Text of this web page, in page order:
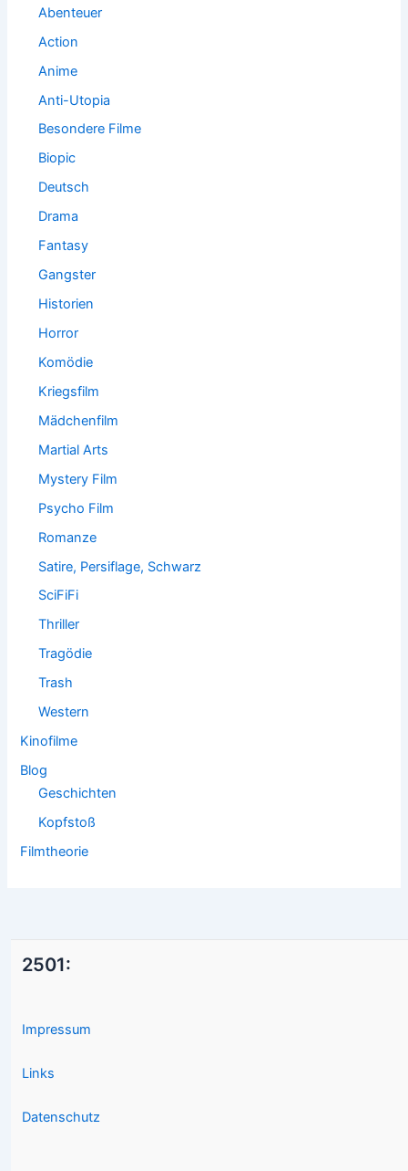
Abenteuer
Action
Anime
Anti-Utopia
Besondere Filme
Biopic
Deutsch
Drama
Fantasy
Gangster
Historien
Horror
Komödie
Kriegsfilm
Mädchenfilm
Martial Arts
Mystery Film
Psycho Film
Romanze
Satire, Persiflage, Schwarz
SciFiFi
Thriller
Tragödie
Trash
Western
Kinofilme
Blog
Geschichten
Kopfstoß
Filmtheorie
2501:
Impressum
Links
Datenschutz